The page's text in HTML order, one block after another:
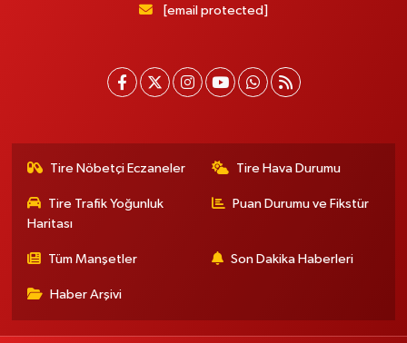
[email protected]
Tire Nöbetçi Eczaneler Tire Hava Durumu
Tire Trafik Yoğunluk
Haritası
Puan Durumu ve Fikstür
Tüm Manşetler Son Dakika Haberleri
Haber Arşivi